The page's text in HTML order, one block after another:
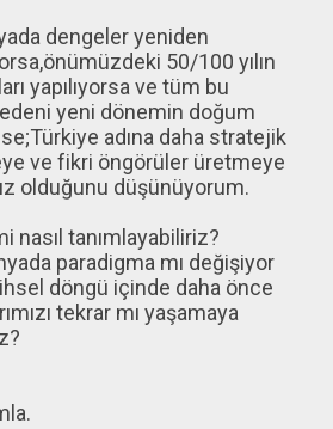
dengeler yeniden
50/100 yılın
yapılıyorsa ve tüm bu
yeni dönemin doğum
adına daha stratejik
ve fikri öngörüler üretmeye
olduğunu düşünüyorum.
nasıl tanımlayabiliriz?
paradigma mı değişiyor
döngü içinde daha önce
tekrar mı yaşamaya